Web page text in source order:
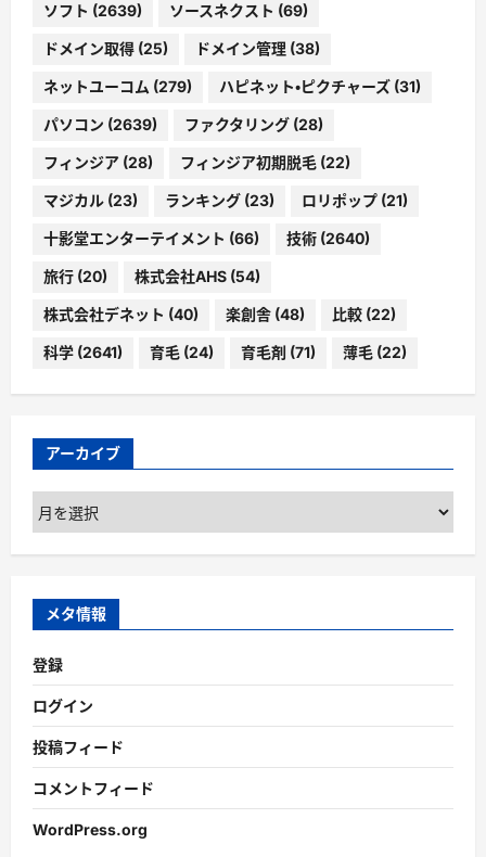
ソフト (2639) ソースネクスト (69)
ドメイン取得 (25) ドメイン管理 (38)
ネットユーコム (279) ハピネット・ピクチャーズ (31)
パソコン (2639) ファクタリング (28)
フィンジア (28) フィンジア初期脱毛 (22)
マジカル (23) ランキング (23) ロリポップ (21)
十影堂エンターテイメント (66) 技術 (2640)
旅行 (20) 株式会社AHS (54)
株式会社デネット (40) 楽創舎 (48) 比較 (22)
科学 (2641) 育毛 (24) 育毛剤 (71) 薄毛 (22)
アーカイブ
ア
ー
カ
ブ
メタ情報
登録
ログイン
投稿フィード
コメントフィード
WordPress.org